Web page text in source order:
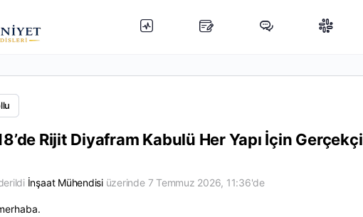
Rijit Diyafram Kabulü Her Yapı İçin Gerçekçi
İnşaat Mühendisi üzerinde 7 Temmuz 2026, 11:36'de